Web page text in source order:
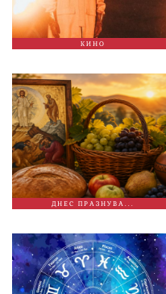
КИНО
ДНЕС ПРАЗНУВА...